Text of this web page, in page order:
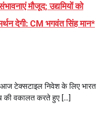
मौजूद; उद्यमियों को
देगी: CM भगवंत सिंह मान*
टेक्सटाइल निवेश के लिए भारत
की वकालत करते हुए […]